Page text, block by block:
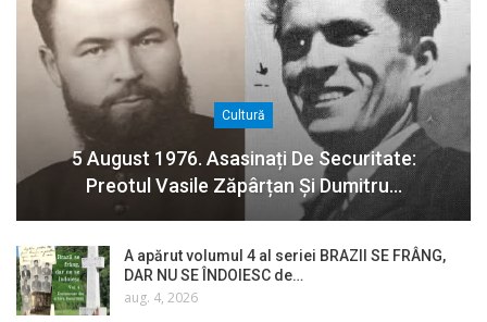
Cultură
5 August 1976. Asasinați De Securitate:
Preotul Vasile Zăpârțan Și Dumitru…
A apărut volumul 4 al seriei BRAZII SE FRÂNG,
DAR NU SE ÎNDOIESC de…
aug. 4, 2026